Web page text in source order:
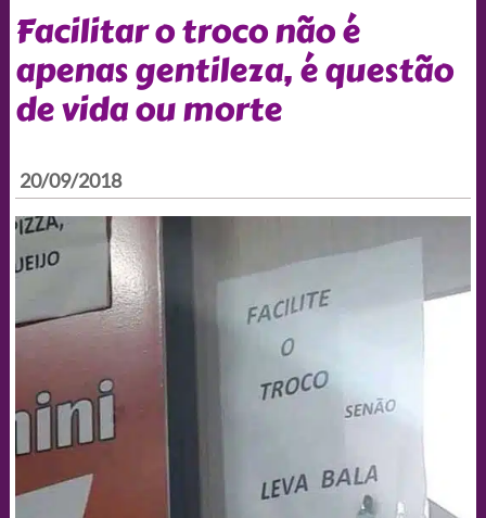
Facilitar o troco não é
apenas gentileza, é questão
de vida ou morte
20/09/2018